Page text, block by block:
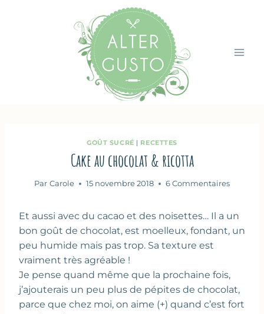
GOÛT SUCRÉ | RECETTES
Cake au chocolat & ricotta
Par Carole 15 novembre 2018 6 Commentaires
Et aussi avec du cacao et des noisettes… Il a un
bon goût de chocolat, est moelleux, fondant, un
peu humide mais pas trop. Sa texture est
vraiment très agréable !
Je pense quand même que la prochaine fois,
j’ajouterais un peu plus de pépites de chocolat,
parce que chez moi, on aime (+) quand c’est fort